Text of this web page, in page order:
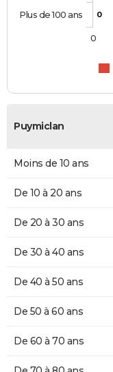
0
Plus de 100 ans
0
Puymiclan
Moins de 10 ans
De 10 à 20 ans
De 20 à 30 ans
De 30 à 40 ans
De 40 à 50 ans
De 50 à 60 ans
De 60 à 70 ans